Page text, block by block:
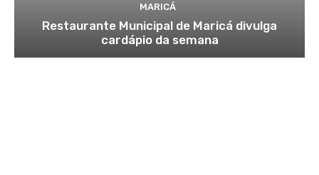
MARICÁ
Restaurante Municipal de Maricá divulga
cardápio da semana